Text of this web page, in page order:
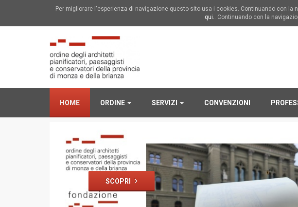
Per migliorare l'esperienza di navigazione questo sito usa i cookies. Continuando con
qui.. Continuando con la
HOME ORDINE SERVIZI CONVENZIONI